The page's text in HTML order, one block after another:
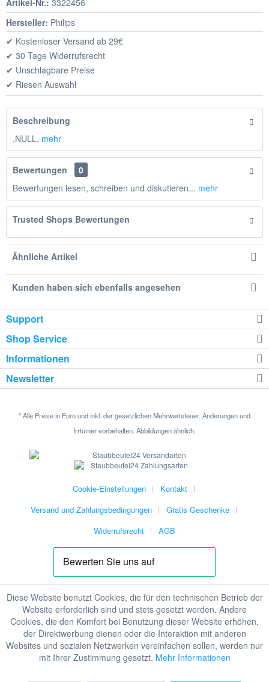
Artikel-Nr.: 3322456
Hersteller: Philips
✔ Kostenloser Versand ab 29€
✔ 30 Tage Widerrufsrecht
✔ Unschlagbare Preise
✔ Riesen Auswahl
Beschreibung
,NULL, mehr
Bewertungen
0
Bewertungen lesen, schreiben und diskutieren... mehr
Trusted Shops Bewertungen
Ähnliche Artikel
Kunden haben sich ebenfalls angesehen
Support
Shop Service
Informationen
Newsletter
* Alle Preise in Euro und inkl. der gesetzlichen Mehrwertsteuer. Änderungen und
Irrtümer vorbehalten. Abbildungen ähnlich.
Cookie-Einstellungen
Kontakt
Versand und Zahlungsbedingungen
Gratis Geschenke
Widerrufsrecht
AGB
Diese Website benutzt Cookies, die für den technischen Betrieb der
Website erforderlich sind und stets gesetzt werden. Andere
Cookies, die den Komfort bei Benutzung dieser Website erhöhen,
der Direktwerbung dienen oder die Interaktion mit anderen
Websites und sozialen Netzwerken vereinfachen sollen, werden nur
mit Ihrer Zustimmung gesetzt. Mehr Informationen